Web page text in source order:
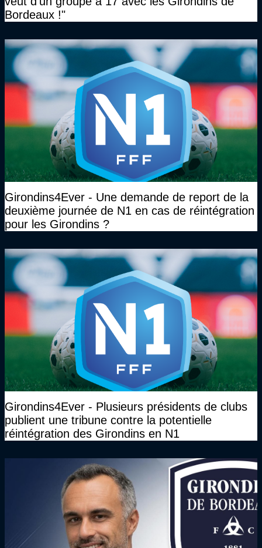
Bordeaux !"
Girondins4Ever - Une demande de report de la
deuxième journée de N1 en cas de réintégration
pour les Girondins ?
Girondins4Ever - Plusieurs présidents de clubs
publient une tribune contre la potentielle
réintégration des Girondins en N1